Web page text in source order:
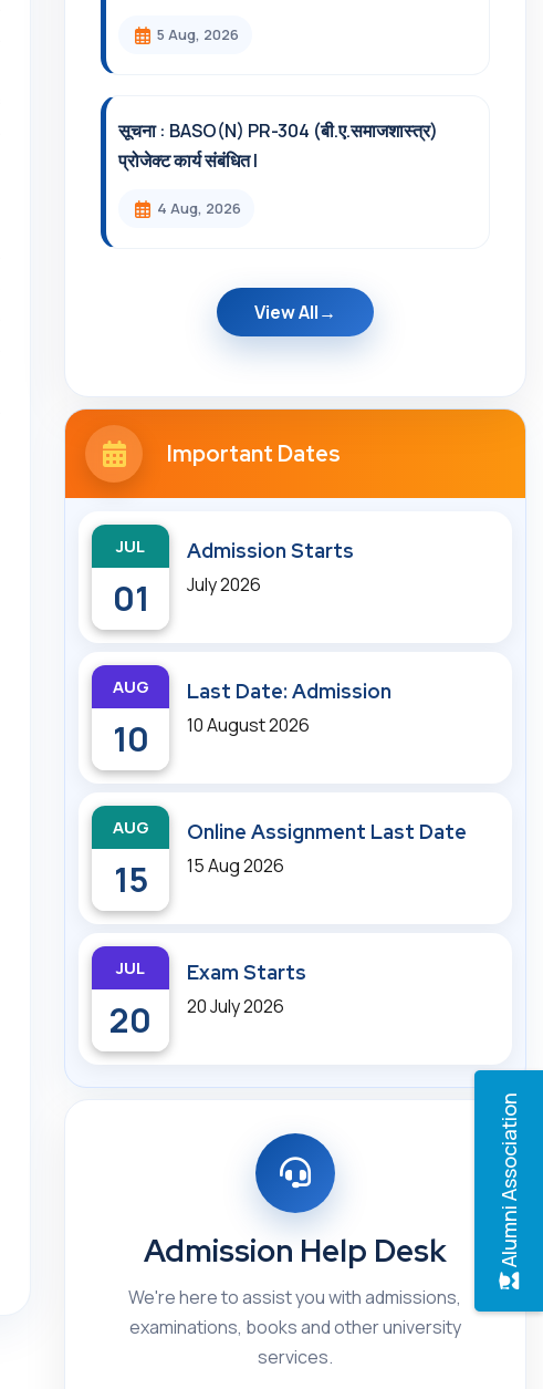
Alumni Association
5 Aug, 2026
सूचना : BASO(N) PR-304 (बी.ए.समाजशास्त्र)
प्रोजेक्ट कार्य संबंधित l
4 Aug, 2026
View All
Important Dates
JUL
01
Admission Starts
July 2026
AUG
10
Last Date: Admission
10 August 2026
AUG
15
Online Assignment Last Date
15 Aug 2026
JUL
20
Exam Starts
20 July 2026
Admission Help Desk
We're here to assist you with admissions,
examinations, books and other university
services.